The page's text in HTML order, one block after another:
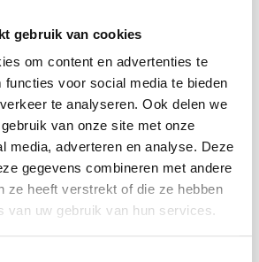
gebruik van cookies
om content en advertenties te
functies voor social media te bieden
te analyseren. Ook delen we
van onze site met onze
media, adverteren en analyse. Deze
gegevens combineren met andere
ze heeft verstrekt of die ze hebben
van uw gebruik van hun services.